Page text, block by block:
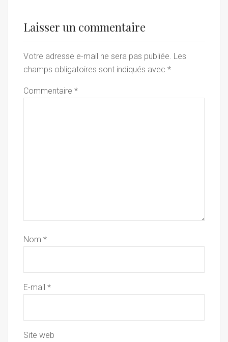
Laisser un commentaire
Votre adresse e-mail ne sera pas publiée. Les
champs obligatoires sont indiqués avec *
Commentaire *
Nom *
E-mail *
Site web